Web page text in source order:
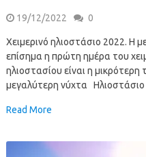
19/12/2022 0
Χειμερινό ηλιοστάσιο 2022. Η
επίσημα η πρώτη ημέρα του
ηλιοστασίου είναι η μικρότερη
μεγαλύτερη νύχτα
Read More